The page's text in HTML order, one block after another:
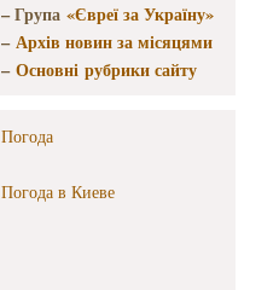
– Група «Євреї за Україну»
–Архів новин за місяцями
–Основні рубрики сайту
Погода
Погода в Киеве